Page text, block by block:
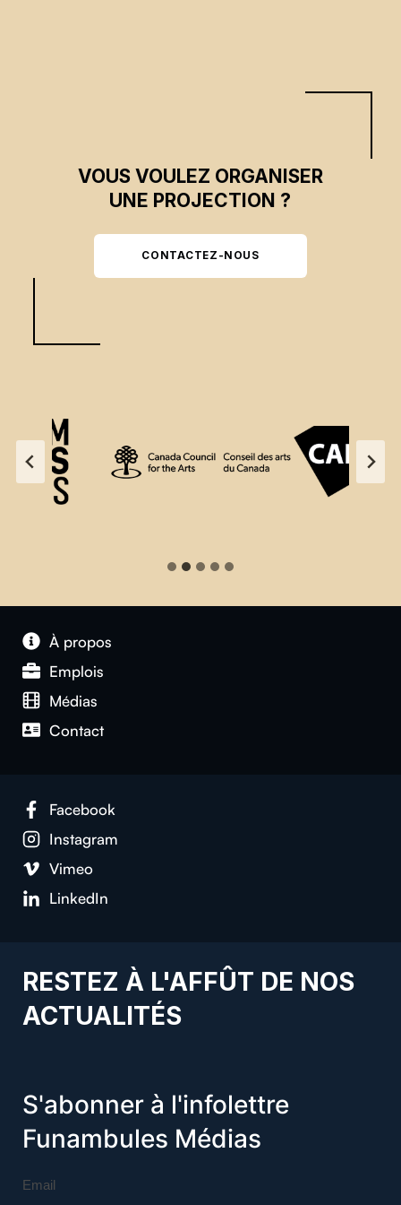
VOUS VOULEZ ORGANISER
UNE PROJECTION ?
CONTACTEZ-NOUS
À propos
Emplois
Médias
Contact
Facebook
Instagram
Vimeo
LinkedIn
RESTEZ À L'AFFÛT DE NOS
ACTUALITÉS
S'abonner à l'infolettre
Funambules Médias
Email